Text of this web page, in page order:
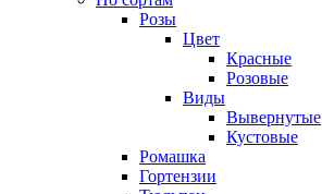
Розы
Цвет
Красные
Розовые
Виды
Вывернутые
Кустовые
Ромашка
Гортензии